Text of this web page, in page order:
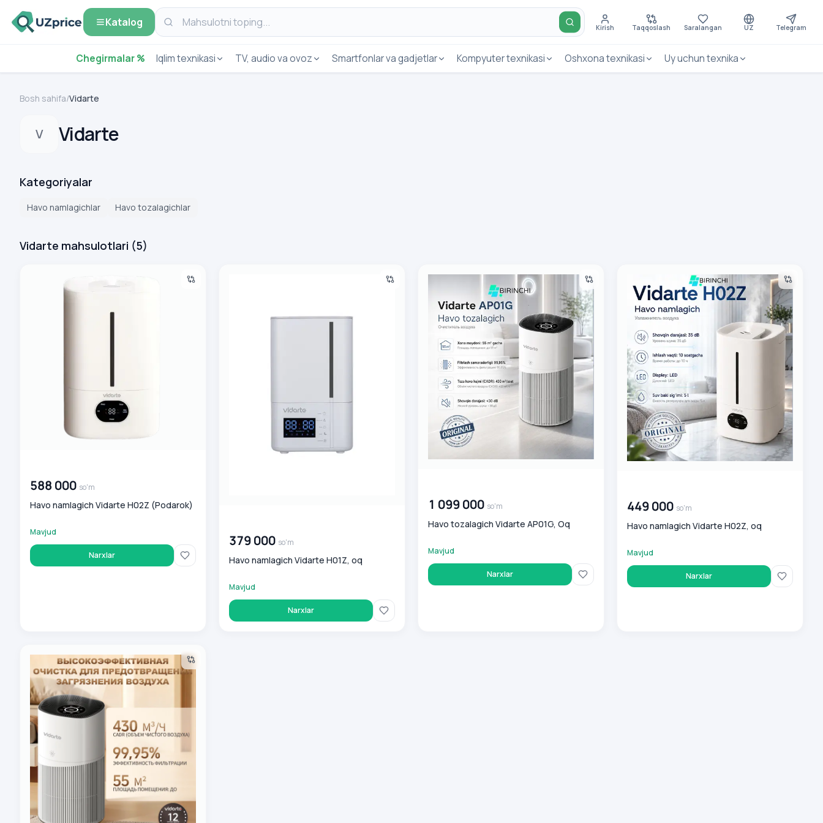
Katalog Kirish Taqqoslash Saralangan UZ Telegram
Chegirmalar % Iqlim texnikasi TV, audio va ovoz Smartfonlar va gadjetlar Kompyuter texnikasi Oshxona texnikasi Uy uchun texnika
Bosh sahifa/Vidarte
V Vidarte
Kategoriyalar
Havo namlagichlar Havo tozalagichlar
Vidarte mahsulotlari (5)
588 000 so'm
Havo namlagich Vidarte H02Z (Podarok)
Mavjud
Narxlar
379 000 so'm
Havo namlagich Vidarte H01Z, oq
Mavjud
Narxlar
Havo tozalagich Vidarte AP01G, Oq
1 099 000 so'm
Havo tozalagich Vidarte AP01G, Oq
Mavjud
Narxlar
Havo namlagich Vidarte H02Z, oq
449 000 so'm
Havo namlagich Vidarte H02Z, oq
Mavjud
Narxlar
Havo tozalagich Dreame Vidarte AP01G, oq